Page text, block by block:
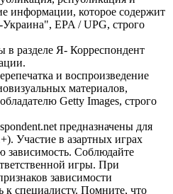
информации, которое содержит
EPA / UPG, строго
в разделе Я- Корреспондент
и воспроизведение
материалов,
Getty Images, строго
предназначены для
Участие в азартных играх
зависимость. Соблюдайте
игры. При
зависимости
к специалисту. Помните, что